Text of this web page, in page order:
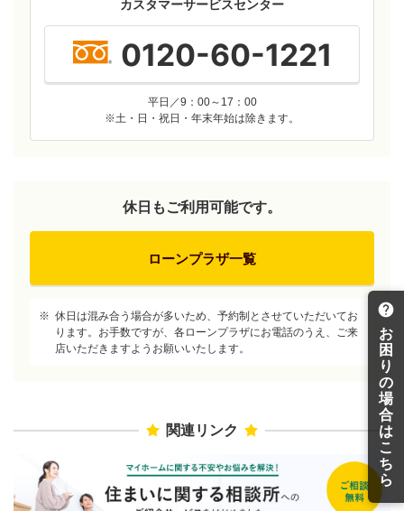
カスタマーサービスセンター
0120-60-1221
平日／9：00～17：00
※土・日・祝日・年末年始は除きます。
休日もご利用可能です。
ローンプラザ一覧
※ 休日は混み合う場合が多いため、予約制とさせていただいてお
ります。お手数ですが、各ローンプラザにお電話のうえ、ご来
店いただきますようお願いいたします。
関連リンク
お
困
り
の
場
合
は
こ
ち
ら